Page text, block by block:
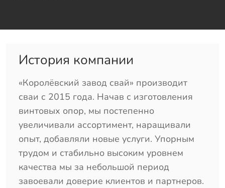
История компании
«Королёвский завод свай» производит
сваи с 2015 года. Начав с изготовления
винтовых опор, мы постепенно
увеличивали ассортимент, наращивали
опыт, добавляли новые услуги. Упорным
трудом и стабильно высоким уровнем
качества мы за небольшой период
завоевали доверие клиентов и партнеров.